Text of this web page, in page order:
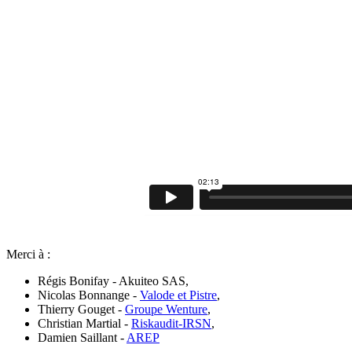
Merci à :
Régis Bonifay - Akuiteo SAS,
Nicolas Bonnange - Valode et Pistre,
Thierry Gouget - Groupe Wenture,
Christian Martial - Riskaudit-IRSN,
Damien Saillant - AREP